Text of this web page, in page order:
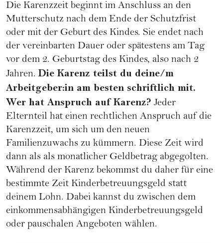
Die Karenzzeit beginnt im Anschluss an den
Mutterschutz nach dem Ende der Schutzfrist
oder mit der Geburt des Kindes. Sie endet nach
der vereinbarten Dauer oder spätestens am Tag
vor dem 2. Geburtstag des Kindes, also nach 2
Jahren.Die Karenz teilst du deine/m
Arbeitgeber:in am besten schriftlich mit.
Wer hat Anspruch auf Karenz? Jeder
Elternteil hat einen rechtlichen Anspruch auf die
Karenzzeit, um sich um den neuen
Familienzuwachs zu kümmern. Diese Zeit wird
dann als als monatlicher Geldbetrag abgegolten.
Während der Karenz bekommst du daher für eine
bestimmte Zeit Kinderbetreuungsgeld statt
deinem Lohn. Dabei kannst du zwischen dem
einkommensabhängigen Kinderbetreuungsgeld
oder pauschalen Angeboten wählen.